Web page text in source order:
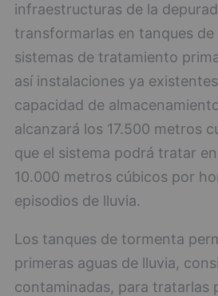
infraestructuras de la
transformarlas en tanques
sistemas de tratamiento
así instalaciones ya
capacidad de
alcanzará los 17.500 metros
que el sistema podrá tratar
10.000 metros cúbicos por
episodios de lluvia.
Los tanques de tormenta
primeras aguas de lluvia,
contaminadas, para tratarlas